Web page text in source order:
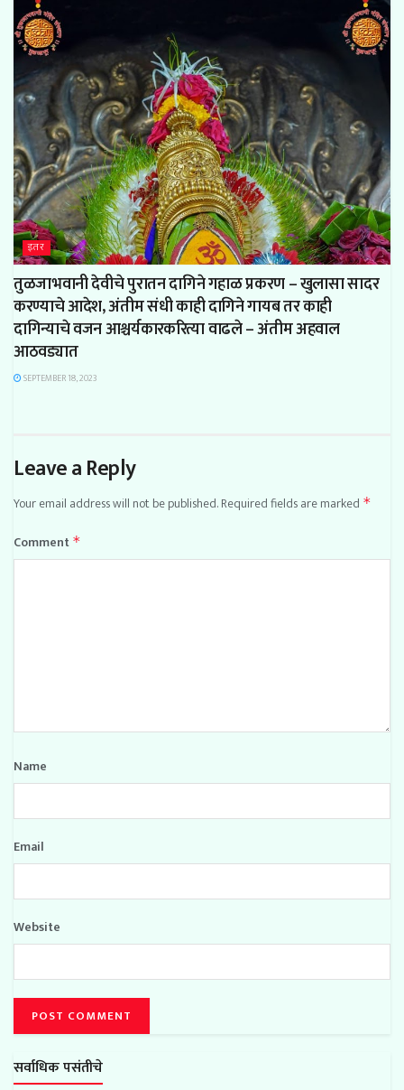
इतर
तुळजाभवानी देवीचे पुरातन दागिने गहाळ प्रकरण – खुलासा सादर
करण्याचे आदेश, अंतीम संधी काही दागिने गायब तर काही
दागिन्याचे वजन आश्चर्यकारकरित्या वाढले – अंतीम अहवाल
आठवड्यात
SEPTEMBER 18, 2023
Leave a Reply
Your email address will not be published.Required fields are marked *
Comment *
Name
Email
Website
सर्वाधिक पसंतीचे